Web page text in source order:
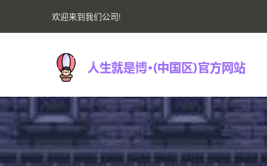
欢迎来到我们公司!